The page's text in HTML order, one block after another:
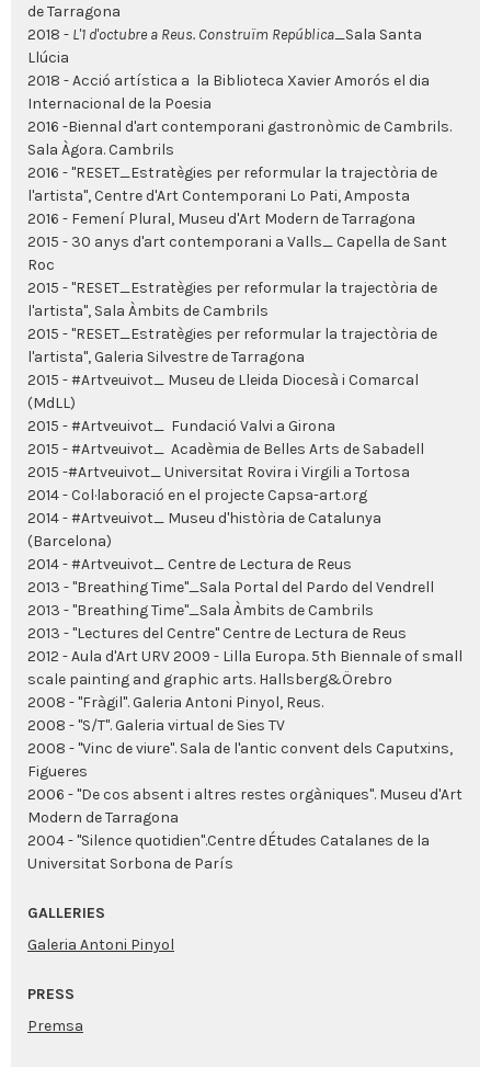
de Tarragona
2018 - L'1 d'octubre a Reus. Construïm República_Sala Santa
Llúcia
2018 - Acció artística a la Biblioteca Xavier Amorós el dia
Internacional de la Poesia
2016 -Biennal d'art contemporani gastronòmic de Cambrils.
Sala Àgora. Cambrils
2016 - "RESET_Estratègies per reformular la trajectòria de
l'artista", Centre d'Art Contemporani Lo Pati, Amposta
2016 - Femení Plural, Museu d'Art Modern de Tarragona
2015 - 30 anys d'art contemporani a Valls_ Capella de Sant
Roc
2015 - "RESET_Estratègies per reformular la trajectòria de
l'artista", Sala Àmbits de Cambrils
2015 - "RESET_Estratègies per reformular la trajectòria de
l'artista", Galeria Silvestre de Tarragona
2015 - #Artveuivot_ Museu de Lleida Diocesà i Comarcal
(MdLL)
2015 - #Artveuivot_ Fundació Valvi a Girona
2015 - #Artveuivot_ Acadèmia de Belles Arts de Sabadell
2015 -#Artveuivot_ Universitat Rovira i Virgili a Tortosa
2014 - Col·laboració en el projecte Capsa-art.org
2014 - #Artveuivot_ Museu d'història de Catalunya
(Barcelona)
2014 - #Artveuivot_ Centre de Lectura de Reus
2013 - "Breathing Time"_Sala Portal del Pardo del Vendrell
2013 - "Breathing Time"_Sala Àmbits de Cambrils
2013 - "Lectures del Centre" Centre de Lectura de Reus
2012 - Aula d'Art URV 2009 - Lilla Europa. 5th Biennale of small
scale painting and graphic arts. Hallsberg&Örebro
2008 - "Fràgil". Galeria Antoni Pinyol, Reus.
2008 - "S/T". Galeria virtual de Sies TV
2008 - "Vinc de viure". Sala de l'antic convent dels Caputxins,
Figueres
2006 - "De cos absent i altres restes orgàniques". Museu d'Art
Modern de Tarragona
2004 - "Silence quotidien".Centre dÉtudes Catalanes de la
Universitat Sorbona de París
GALLERIES
Galeria Antoni Pinyol
PRESS
Premsa